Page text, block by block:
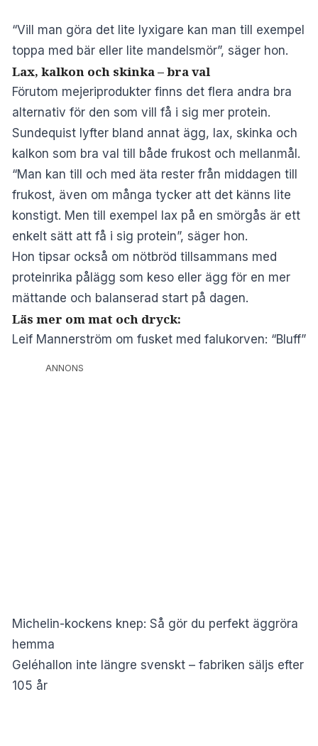
“Vill man göra det lite lyxigare kan man till exempel
toppa med bär eller lite mandelsmör”, säger hon.
Lax, kalkon och skinka – bra val
Förutom mejeriprodukter finns det flera andra bra
alternativ för den som vill få i sig mer protein.
Sundequist lyfter bland annat ägg, lax, skinka och
kalkon som bra val till både frukost och mellanmål.
“Man kan till och med äta rester från middagen till
frukost, även om många tycker att det känns lite
konstigt. Men till exempel lax på en smörgås är ett
enkelt sätt att få i sig protein”, säger hon.
Hon tipsar också om nötbröd tillsammans med
proteinrika pålägg som keso eller ägg för en mer
mättande och balanserad start på dagen.
Läs mer om mat och dryck:
Leif Mannerström om fusket med falukorven: “Bluff”
ANNONS
Michelin-kockens knep: Så gör du perfekt äggröra
hemma
Geléhallon inte längre svenskt – fabriken säljs efter
105 år